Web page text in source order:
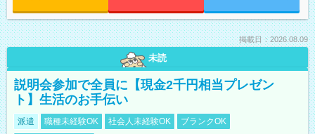
掲載日：2026.08.09
未読
説明会参加で全員に【現金2千円相当プレゼン
ト】生活のお手伝い
派遣 職種未経験OK 社会人未経験OK
ブランクOK